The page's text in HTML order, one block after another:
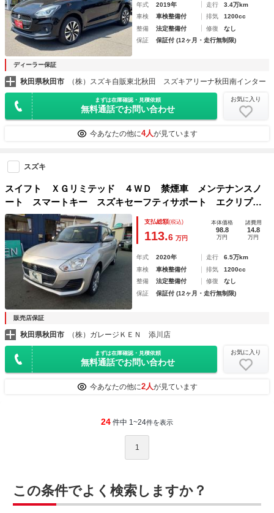
年式 2019年 走行
3.4万km
車検
車検整備付 排気
1200cc
整備
法定整備付 修復
なし
保証
保証付 (12ヶ月・走行無制限)
ディーラー保証
秋田県秋田市 （株）スズキ自販東北秋田 スズキアリーナ秋田南インター
まずは在庫確認・見積依頼
無料通話でお問い合わせ
お気に入り
今あなたの他に4人が見ています
スズキ
スイフト ＸＧリミテッド ４ＷＤ 禁煙車 メンテナンスノ
ート スマートキー スズキセーフティサポート エクリプス
ナビ Ｂｌｕｅｔｏｏｔｈ バックカメラ ＥＴＣ ドライブ
レコーダー レーダークルーズコントロール 横滑り防止
支払総額(税込)
113.6 万円
本体価格
98.8
万円
諸費用
14.8
万円
年式 2020年 走行
6.5万km
車検
車検整備付 排気
1200cc
整備
法定整備付 修復
なし
保証
保証付 (12ヶ月・走行無制限)
販売店保証
秋田県秋田市 （株）ガレージＫＥＮ 添川店
まずは在庫確認・見積依頼
無料通話でお問い合わせ
お気に入り
今あなたの他に2人が見ています
24 件中 1~24件を表示
1
この条件でよく検索しますか？